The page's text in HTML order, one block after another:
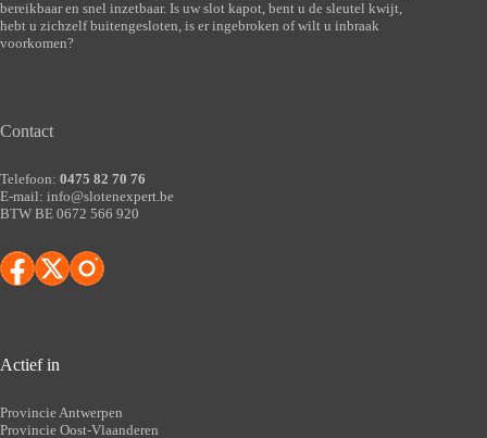
bereikbaar en snel inzetbaar. Is uw slot kapot, bent u de sleutel kwijt,
hebt u zichzelf buitengesloten, is er ingebroken of wilt u inbraak
voorkomen?
Contact
Telefoon: 0475 82 70 76
E-mail: info@slotenexpert.be
BTW BE 0672 566 920
Actief in
Provincie Antwerpen
Provincie Oost-Vlaanderen